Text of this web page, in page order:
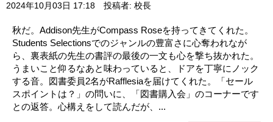
2024年10月03日 17:18 投稿者: 校長
秋だ。Addison先生がCompass Roseを持ってきてくれた。
Students Selectionsでのジャンルの豊富さに心奪われなが
ら、裏表紙の先生の書評の最後の一文も心を撃ち抜かれた。
うまいこと仰るなあと味わっていると、ドアを丁寧にノック
する音。図書委員2名がRafflesiaを届けてくれた。「セール
スポイントは？」の問いに、「図書購入会」のコーナーです
との返答。心構えをして読んだが、...